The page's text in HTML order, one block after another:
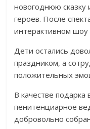
новогоднюю
героев. После
интерактивном шоу
Дети остались
праздником, а
положительных
В качестве подарка
пенитенциарное
добровольно